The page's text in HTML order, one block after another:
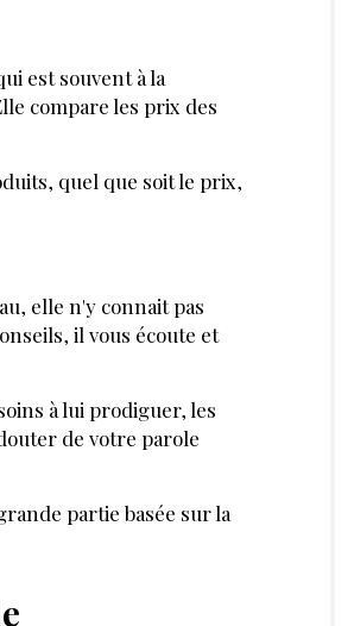
illimité
actualités
produits et